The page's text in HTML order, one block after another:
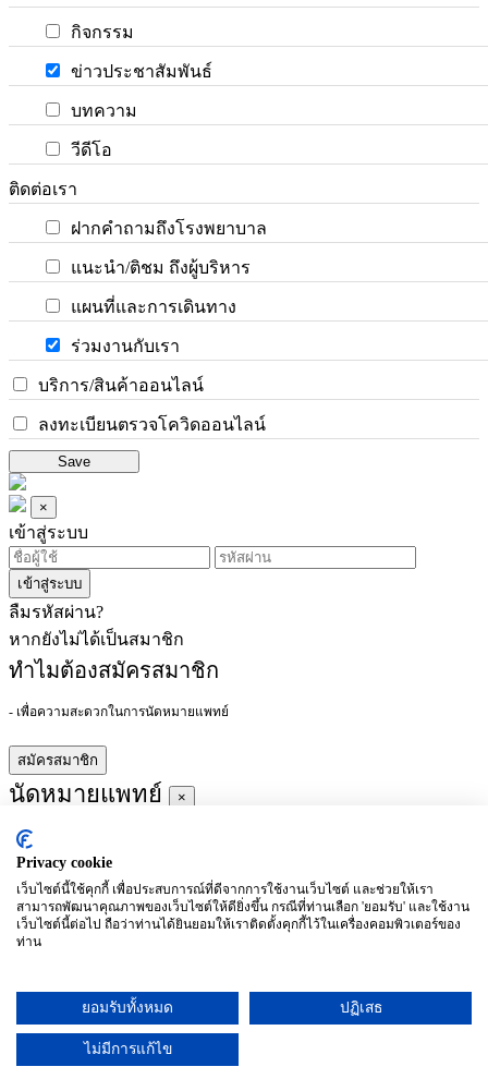
กิจกรรม
ข่าวประชาสัมพันธ์
บทความ
วีดีโอ
ติดต่อเรา
ฝากคำถามถึงโรงพยาบาล
แนะนำ/ติชม ถึงผู้บริหาร
แผนที่และการเดินทาง
ร่วมงานกับเรา
บริการ/สินค้าออนไลน์
ลงทะเบียนตรวจโควิดออนไลน์
Save
×
เข้าสู่ระบบ
เข้าสู่ระบบ
ลืมรหัสผ่าน?
หากยังไม่ได้เป็นสมาชิก
ทำไมต้องสมัครสมาชิก
- เพื่อความสะดวกในการนัดหมายแพทย์
สมัครสมาชิก
นัดหมายแพทย์ ×
ผู้ชำนาญการ
ประจำ :
อาทิตย์
จันทร์
(27/09)
อังคาร
(28/09)
พุธ
พฤหัสบดี
ศุกร์
เสาร์
Privacy cookie
เว็บไซต์นี้ใช้คุกกี้ เพื่อประสบการณ์ที่ดีจากการใช้งานเว็บไซต์ และช่วยให้เรา
สามารถพัฒนาคุณภาพของเว็บไซต์ให้ดียิ่งขึ้น กรณีที่ท่านเลือก 'ยอมรับ' และใช้งาน
เว็บไซต์นี้ต่อไป ถือว่าท่านได้ยินยอมให้เราติดตั้งคุกกี้ไว้ในเครื่องคอมพิวเตอร์ของ
ท่าน
ยอมรับทั้งหมด ปฏิเสธ
ไม่มีการแก้ไข